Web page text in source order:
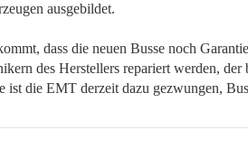
ausgebildet.
dass die neuen Busse noch
des Herstellers repariert werden,
ist die EMT derzeit dazu gezwungen,